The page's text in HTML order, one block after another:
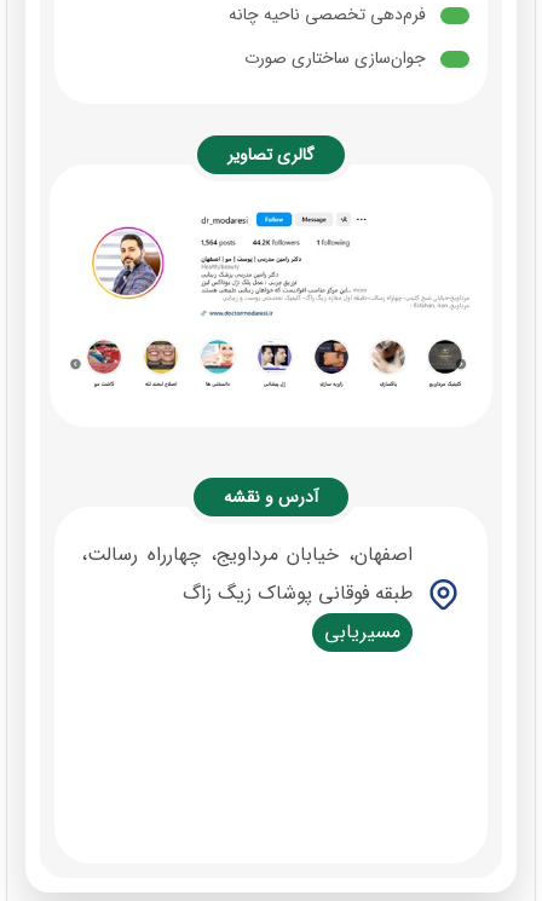
فرم‌دهی تخصصی ناحیه چانه
جوان‌سازی ساختاری صورت
گالری تصاویر
آدرس و نقشه
اصفهان، خیابان مرداویج، چهارراه رسالت،
طبقه فوقانی پوشاک زیگ زاگ
مسیریابی